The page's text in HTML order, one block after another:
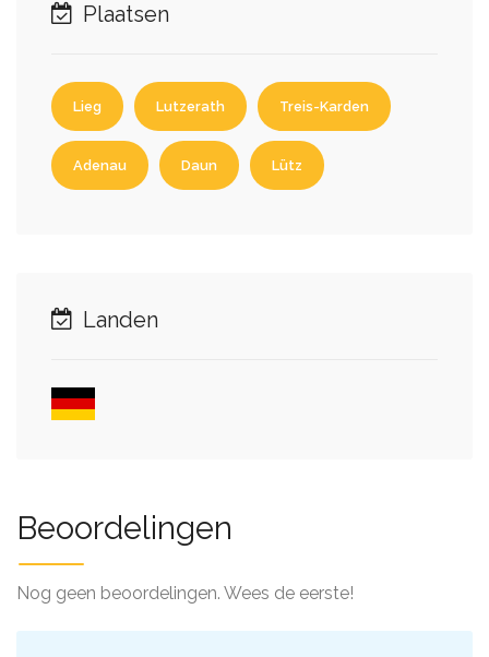
Plaatsen
Lieg Lutzerath Treis-Karden
Adenau Daun Lütz
Landen
Beoordelingen
Nog geen beoordelingen. Wees de eerste!